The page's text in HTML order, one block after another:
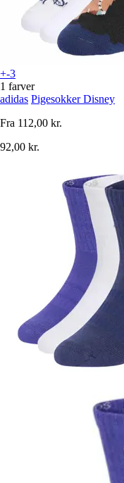
+-3
1 farver
adidas Pigesokker Disney
Fra 112,00 kr.
92,00 kr.